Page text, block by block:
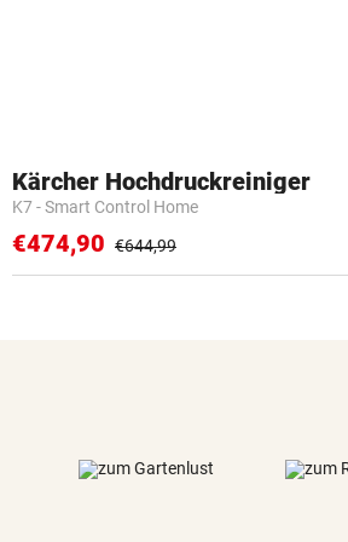
Kärcher Hochdruckreiniger
K7 - Smart Control Home
€474,90 €644,99